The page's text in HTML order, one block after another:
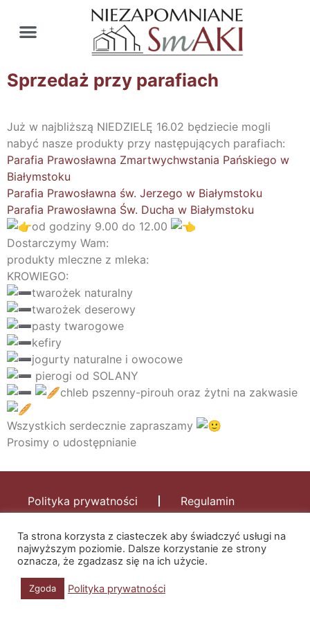
Sprzedaż przy parafiach
Już w najbliższą NIEDZIELĘ 16.02 będziecie mogli
nabyć nasze produkty przy następujących parafiach:
Parafia Prawosławna Zmartwychwstania Pańskiego w
Białymstoku
Parafia Prawosławna św. Jerzego w Białymstoku
Parafia Prawosławna Św. Ducha w Białymstoku
od godziny 9.00 do 12.00
Dostarczymy Wam:
produkty mleczne z mleka:
KROWIEGO:
twarożek naturalny
twarożek deserowy
pasty twarogowe
kefiry
jogurty naturalne i owocowe
pierogi od SOLANY
chleb pszenny-pirouh oraz żytni na zakwasie
Wszystkich serdecznie zapraszamy
Prosimy o udostępnianie
Polityka prywatności Regulamin
Ta strona korzysta z ciasteczek aby świadczyć usługi na
najwyższym poziomie. Dalsze korzystanie ze strony
oznacza, że zgadzasz się na ich użycie.
Zgoda Polityka prywatności